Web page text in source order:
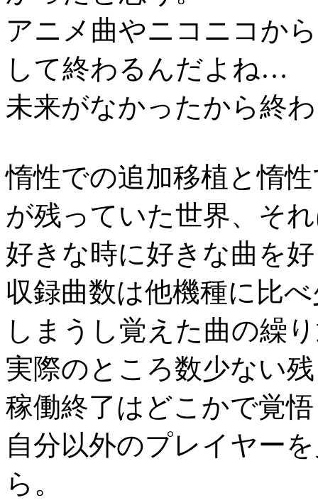
アニメ曲やニコニコか
して終わるんだよね…
未来がなかったから終
惰性での追加移植と惰
が残っていた世界、そ
好きな時に好きな曲を
収録曲数は他機種に比
しまうし覚えた曲の繰
実際のところ数少ない
稼働終了はどこかで覚
自分以外のプレイヤー
ら。